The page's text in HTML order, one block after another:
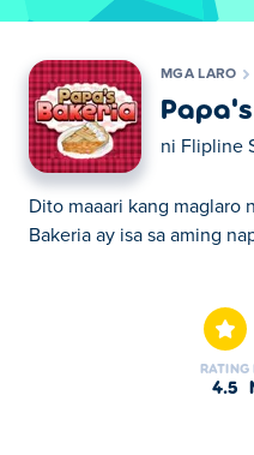
MGA LARO
ni Flipline
Dito maaari kang maglaro
Bakeria ay isa sa aming
RATING
4.5